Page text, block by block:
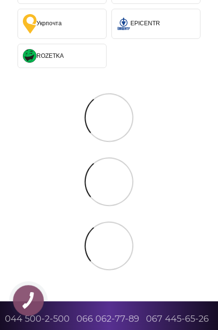
Укрпочта EPICENTR
ROZETKA
044 500-2-500 066 062-77-89 067 445-65-26